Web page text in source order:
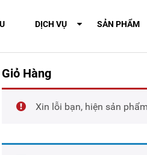
DỊCH VỤ SẢN PHẨM
Giỏ Hàng
Xin lỗi bạn, hiện sản